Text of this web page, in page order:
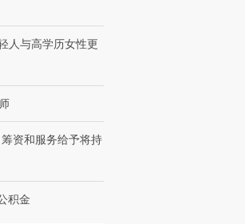
人与高学历女性更
资和服务给予将持
积金